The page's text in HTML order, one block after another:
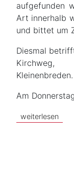
aufgefunden
Art innerhalb
und bittet um
Diesmal
Kirchweg,
Kleinenbreden.
Am
weiterlesen